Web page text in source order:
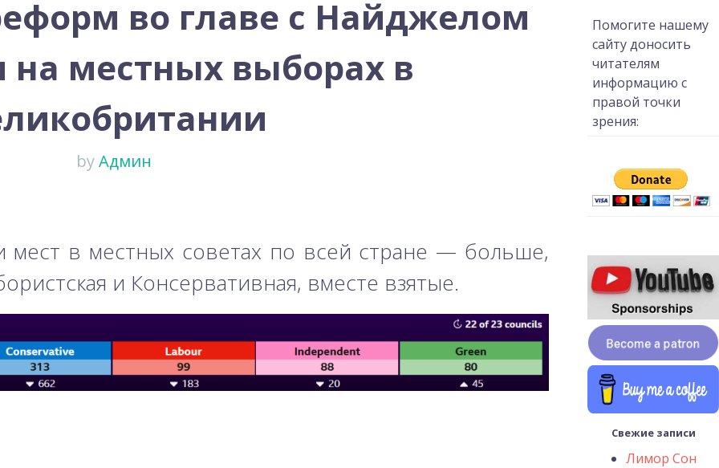
во главе с Найджелом
местных выборах в
byАдмин
мест в местных советах по всей стране — больше,
и Консервативная, вместе взятые.
Помогите нашему
сайту доносить
читателям
информацию с
правой точки
зрения:
Свежие записи
Лимор Сон